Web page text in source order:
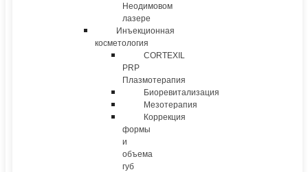
Неодимовом
лазере
Инъекционная
косметология
CORTEXIL
PRP
Плазмотерапия
Биоревитализация
Мезотерапия
Коррекция
формы
и
объема
губ